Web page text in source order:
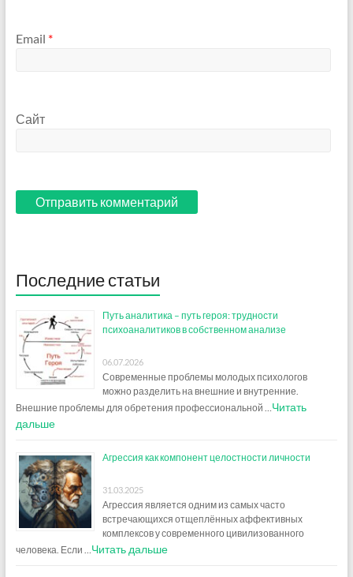
Email *
Сайт
Последние статьи
Путь аналитика – путь героя: трудности
психоаналитиков в собственном анализе
06.07.2026
Современные проблемы молодых психологов
можно разделить на внешние и внутренние.
Внешние проблемы для обретения профессиональной …Читать
дальше
Агрессия как компонент целостности личности
31.03.2025
Агрессия является одним из самых часто
встречающихся отщеплённых аффективных
комплексов у современного цивилизованного
человека. Если …Читать дальше